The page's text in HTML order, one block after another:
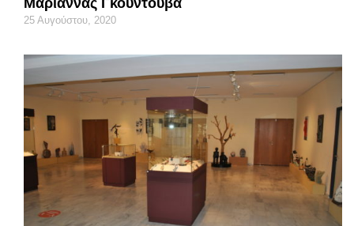
25 Αυγούστου, 2020